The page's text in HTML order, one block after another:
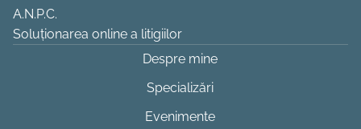
Despre mine
Specializări
Evenimente
A.N.P.C.
Soluționarea online a litigiilor